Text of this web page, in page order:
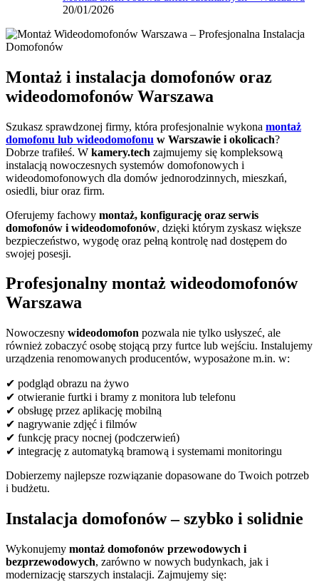
20/01/2026
Montaż i instalacja domofonów oraz
wideodomofonów Warszawa
Szukasz sprawdzonej firmy, która profesjonalnie wykona montaż
domofonu lub wideodomofonu w Warszawie i okolicach?
Dobrze trafiłeś. W kamery.tech zajmujemy się kompleksową
instalacją nowoczesnych systemów domofonowych i
wideodomofonowych dla domów jednorodzinnych, mieszkań,
osiedli, biur oraz firm.
Oferujemy fachowy montaż, konfigurację oraz serwis
domofonów i wideodomofonów, dzięki którym zyskasz większe
bezpieczeństwo, wygodę oraz pełną kontrolę nad dostępem do
swojej posesji.
Profesjonalny montaż wideodomofonów
Warszawa
Nowoczesny wideodomofon pozwala nie tylko usłyszeć, ale
również zobaczyć osobę stojącą przy furtce lub wejściu. Instalujemy
urządzenia renomowanych producentów, wyposażone m.in. w:
✔ podgląd obrazu na żywo
✔ otwieranie furtki i bramy z monitora lub telefonu
✔ obsługę przez aplikację mobilną
✔ nagrywanie zdjęć i filmów
✔ funkcję pracy nocnej (podczerwień)
✔ integrację z automatyką bramową i systemami monitoringu
Dobierzemy najlepsze rozwiązanie dopasowane do Twoich potrzeb
i budżetu.
Instalacja domofonów – szybko i solidnie
Wykonujemy montaż domofonów przewodowych i
bezprzewodowych, zarówno w nowych budynkach, jak i
modernizację starszych instalacji. Zajmujemy się: